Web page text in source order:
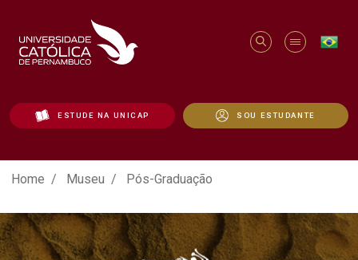
ESTUDE NA UNICAP SOU ESTUDANTE
Pós-Graduação - Unicap
Home Museu Pós-Graduação